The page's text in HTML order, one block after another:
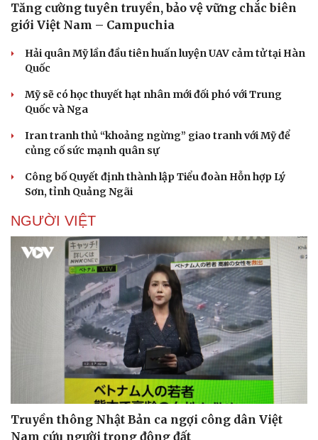
Pháp luật
Quân sự - Quốc phòng
Vũ khí
Việt Nam
Phân tích
Tăng cường tuyên truyền, bảo vệ vững chắc biên
giới Việt Nam – Campuchia
Hải quân Mỹ lần đầu tiên huấn luyện UAV cảm tử tại Hàn
Quốc
Mỹ sẽ có học thuyết hạt nhân mới đối phó với Trung
Quốc và Nga
Iran tranh thủ “khoảng ngừng” giao tranh với Mỹ để
củng cố sức mạnh quân sự
Công bố Quyết định thành lập Tiểu đoàn Hỗn hợp Lý
Sơn, tỉnh Quảng Ngãi
NGƯỜI VIỆT
Truyền thông Nhật Bản ca ngợi công dân Việt
Nam cứu người trong động đất